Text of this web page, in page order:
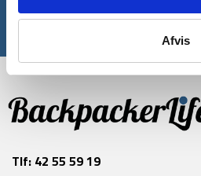
Afvis
Tlf: 42 55 59 19